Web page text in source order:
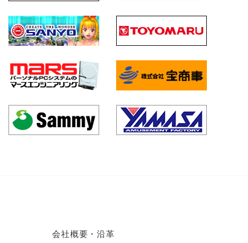
会社概要・沿革